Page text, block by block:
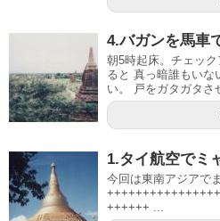
4.バガンを馬車
朝5時起床。チェッ
ると 真っ暗誰もいな
い。 戸をガタガタさ
1.タイ航空でミ
今回は東南アジアで
++++++ ...